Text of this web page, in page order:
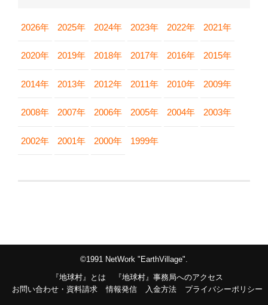
2026年 2025年 2024年 2023年 2022年 2021年
2020年 2019年 2018年 2017年 2016年 2015年
2014年 2013年 2012年 2011年 2010年 2009年
2008年 2007年 2006年 2005年 2004年 2003年
2002年 2001年 2000年 1999年
©1991 NetWork "EarthVillage".
『地球村』とは
『地球村』事務局へのアクセス
お問い合わせ・資料請求
情報発信 入金方法 プライバシーポリシー